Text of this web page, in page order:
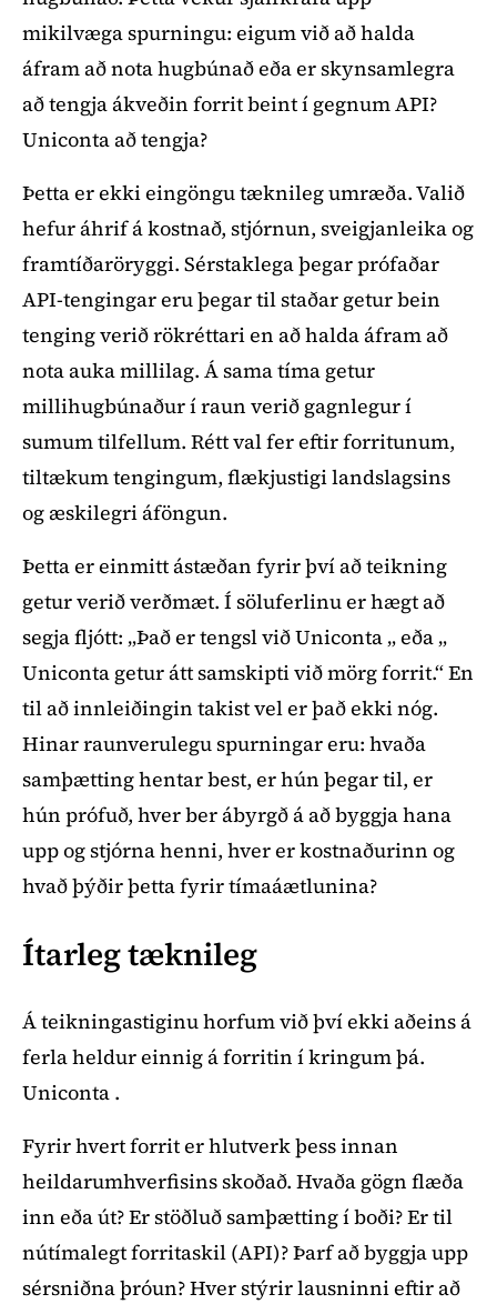
mikilvæga spurningu: eigum við að halda
áfram að nota hugbúnað eða er skynsamlegra
að tengja ákveðin forrit beint í gegnum API?
Uniconta að tengja?
Þetta er ekki eingöngu tæknileg umræða. Valið
hefur áhrif á kostnað, stjórnun, sveigjanleika og
framtíðaröryggi. Sérstaklega þegar prófaðar
API-tengingar eru þegar til staðar getur bein
tenging verið rökréttari en að halda áfram að
nota auka millilag. Á sama tíma getur
millihugbúnaður í raun verið gagnlegur í
sumum tilfellum. Rétt val fer eftir forritunum,
tiltækum tengingum, flækjustigi landslagsins
og æskilegri áföngun.
Þetta er einmitt ástæðan fyrir því að teikning
getur verið verðmæt. Í söluferlinu er hægt að
segja fljótt: „Það er tengsl við Uniconta „ eða „
Uniconta getur átt samskipti við mörg forrit.“ En
til að innleiðingin takist vel er það ekki nóg.
Hinar raunverulegu spurningar eru: hvaða
samþætting hentar best, er hún þegar til, er
hún prófuð, hver ber ábyrgð á að byggja hana
upp og stjórna henni, hver er kostnaðurinn og
hvað þýðir þetta fyrir tímaáætlunina?
Ítarleg tæknileg
Á teikningastiginu horfum við því ekki aðeins á
ferla heldur einnig á forritin í kringum þá.
Uniconta .
Fyrir hvert forrit er hlutverk þess innan
heildarumhverfisins skoðað. Hvaða gögn flæða
inn eða út? Er stöðluð samþætting í boði? Er til
nútímalegt forritaskil (API)? Þarf að byggja upp
sérsniðna þróun? Hver stýrir lausninni eftir að